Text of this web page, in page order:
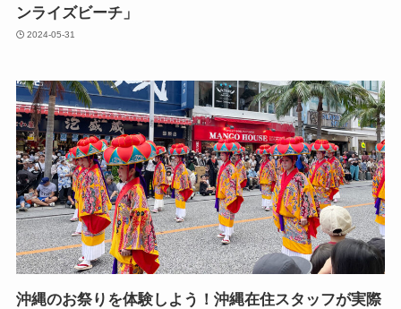
ンライズビーチ」
2024-05-31
沖縄のお祭りを体験しよう！沖縄在住スタッフが実際